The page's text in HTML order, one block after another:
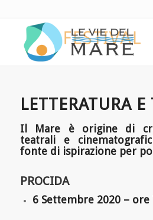
LETTERATURA E
Il Mare è origine di
teatrali e
fonte di ispirazione per
PROCIDA
6 Settembre 2020 – ore